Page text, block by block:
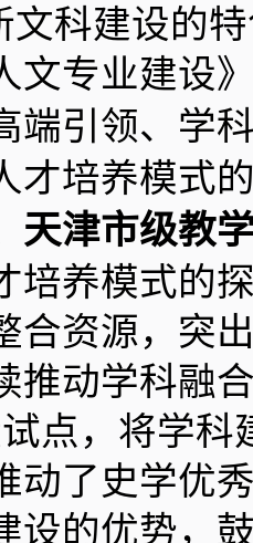
文科建设的
文专业建设
端引领、学
才培养模式
天津市级教
培养模式的
合资源，突
推动学科融
点，将学
动了史学优
设的优势，